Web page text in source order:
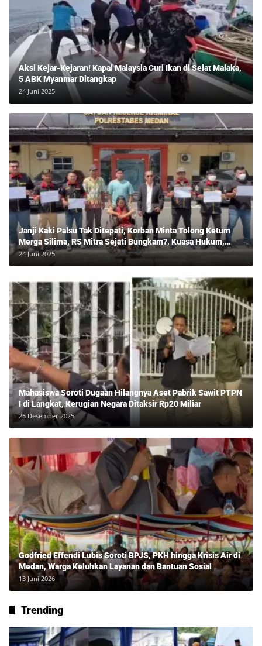
Aksi Kejar-Kejaran! Kapal Malaysia Curi Ikan di Selat Malaka,
5 ABK Myanmar Ditangkap
24 Juni 2025
Janji Kaki Palsu Tak Ditepati, Korban Minta Tolong Ketum
Merga Silima, RS Mitra Sejati Bungkam?, Kuasa Hukum,
Hans Silalahi Dampingi Julita Cari Keadilan
24 Juni 2025
Mahasiswa Soroti Dugaan Hilangnya Aset Pabrik Sawit PTPN
I di Langkat, Kerugian Negara Ditaksir Rp20 Miliar
26 Desember 2025
Godfried Effendi Lubis Soroti BPJS, PKH hingga Krisis Air di
Medan, Warga Keluhkan Layanan dan Bantuan Sosial
13 Juni 2026
Trending